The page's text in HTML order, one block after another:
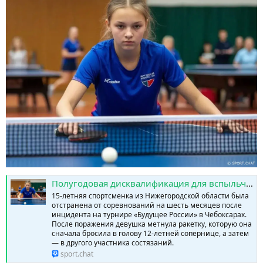
Полугодовая дисквалификация для вспыльчивой теннисистки » SPORTCHAT - Новости спорта | Футбол | Онлайн трансляции | Чат | Результаты матчей | Спорт | Прогнозы на спорт
15-летняя спортсменка из Нижегородской области была
отстранена от соревнований на шесть месяцев после
инцидента на турнире «Будущее России» в Чебоксарах.
После поражения девушка метнула ракетку, которую она
сначала бросила в голову 12-летней сопернице, а затем
— в другого участника состязаний.
sport.chat